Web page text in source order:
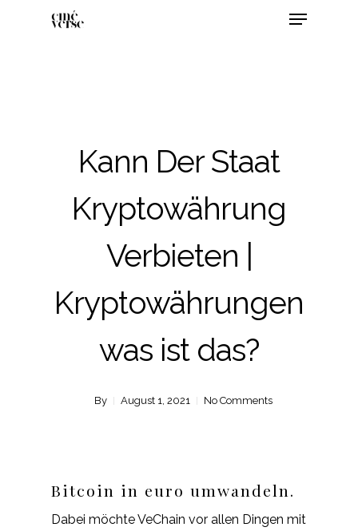
Kann Der Staat
Kryptowährung
Verbieten |
Kryptowährungen
was ist das?
By August 1, 2021 No Comments
Bitcoin in euro umwandeln.
Dabei möchte VeChain vor allen Dingen mit